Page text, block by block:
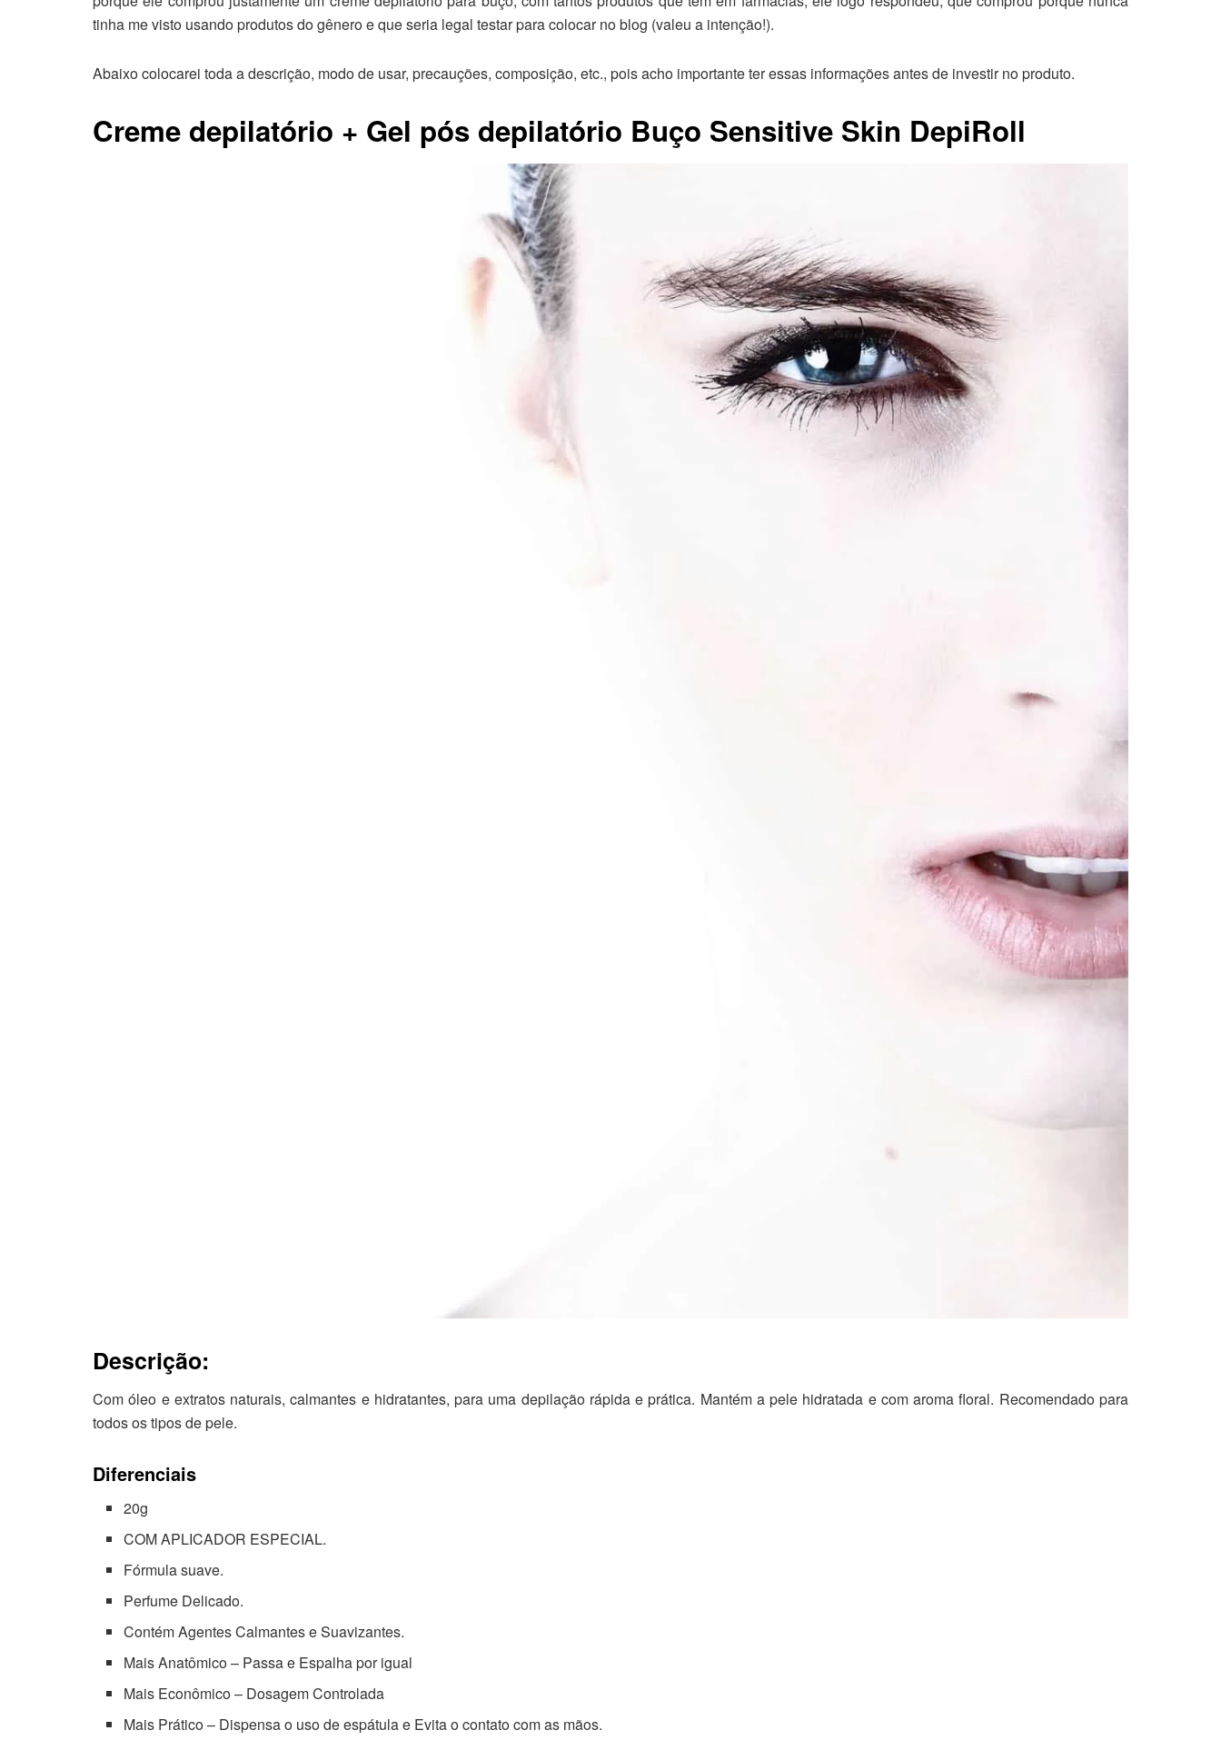
tinha me visto usando produtos do gênero e que seria legal testar para colocar no blog (valeu a intenção!).
Abaixo colocarei toda a descrição, modo de usar, precauções, composição, etc., pois acho importante ter essas informações antes de investir no produto.
Creme depilatório + Gel pós depilatório Buço Sensitive Skin DepiRoll
Descrição:
Com óleo e extratos naturais, calmantes e hidratantes, para uma depilação rápida e prática. Mantém a pele hidratada e com aroma floral. Recomendado para
todos os tipos de pele.
Diferenciais
20g
COM APLICADOR ESPECIAL.
Fórmula suave.
Perfume Delicado.
Contém Agentes Calmantes e Suavizantes.
Mais Anatômico – Passa e Espalha por igual
Mais Econômico – Dosagem Controlada
Mais Prático – Dispensa o uso de espátula e Evita o contato com as mãos.